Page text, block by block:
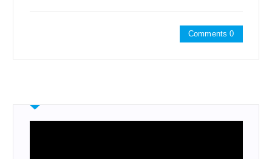
Comments 0